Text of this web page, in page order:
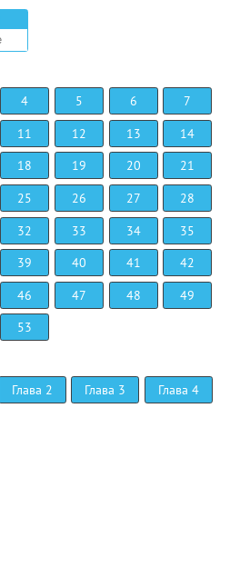
4 5 6
7
11 12 13
14
18 19 20
21
25 26 27
28
32 33 34
35
39 40 41
42
46 47 48
49
53
Глава 2 Глава 3
Глава 4